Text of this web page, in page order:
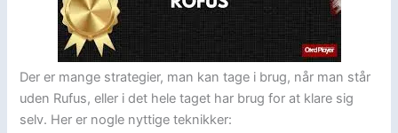
Der er mange strategier, man kan tage i brug, når man står
uden Rufus, eller i det hele taget har brug for at klare sig
selv. Her er nogle nyttige teknikker: